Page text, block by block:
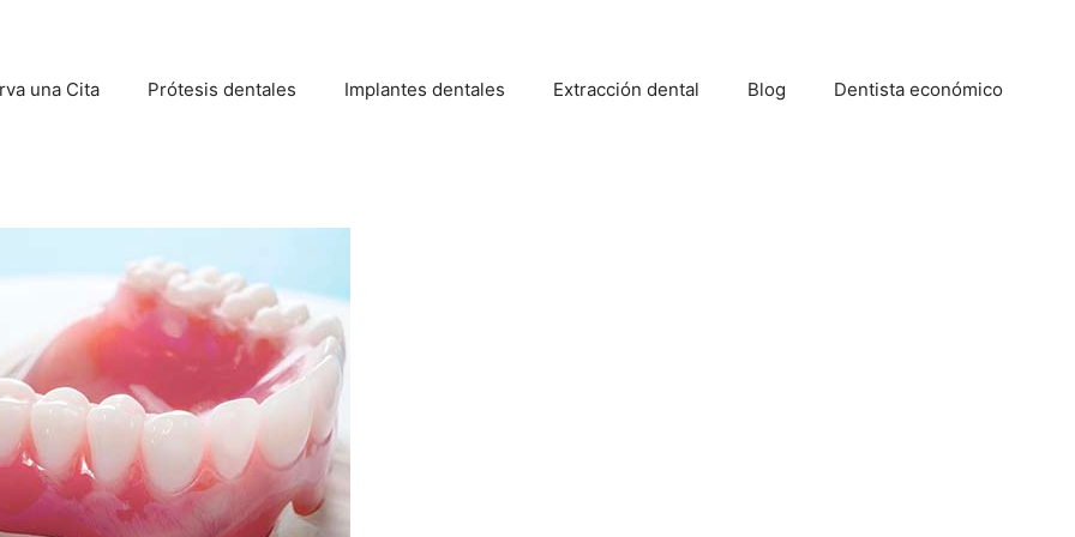
una Cita Prótesis dentales Implantes dentales Extracción dental Blog Dentista económico